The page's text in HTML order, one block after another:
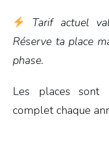
Tarif actuel
Réserve ta place
phase.
Les places sont
complet chaque